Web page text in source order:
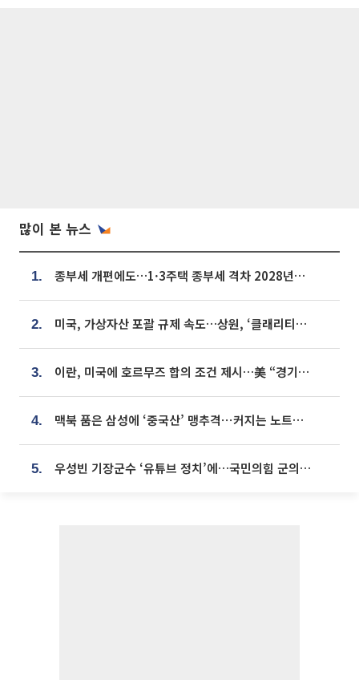
많이 본 뉴스
1. 종부세 개편에도…1·3주택 종부세 격차 2028년부터 확대
2. 미국, 가상자산 포괄 규제 속도…상원, ‘클래리티법’ 9월 절차투표 추진
3. 이란, 미국에 호르무즈 합의 조건 제시…美 “경기 아직 안 끝나” [종합]
4. 맥북 품은 삼성에 ‘중국산’ 맹추격⋯커지는 노트북 OLED 시장
5. 우성빈 기장군수 ‘유튜브 정치’에…국민의힘 군의원들 집단 반발